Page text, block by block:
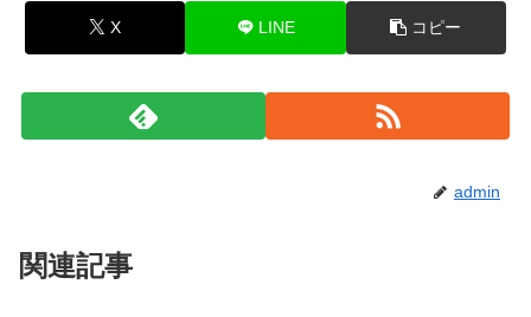
X LINE コピー
admin
関連記事